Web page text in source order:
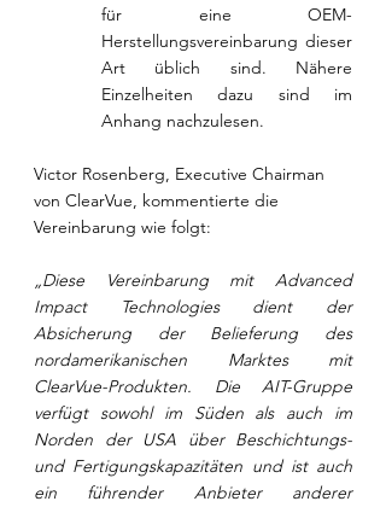
für eine OEM-
Herstellungsvereinbarung dieser
Art üblich sind. Nähere
Einzelheiten dazu sind im
Anhang nachzulesen.
Victor Rosenberg, Executive Chairman
von ClearVue, kommentierte die
Vereinbarung wie folgt:
„Diese Vereinbarung mit Advanced
Impact Technologies dient der
Absicherung der Belieferung des
nordamerikanischen Marktes mit
ClearVue-Produkten. Die AIT-Gruppe
verfügt sowohl im Süden als auch im
Norden der USA über Beschichtungs-
und Fertigungskapazitäten und ist auch
ein führender Anbieter anderer